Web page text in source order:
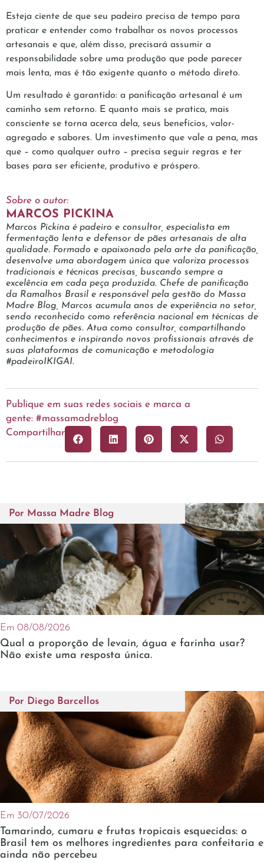
Esteja ciente de que seu padeiro precisa de tempo para
praticar e entender como trabalhar os novos processos
artesanais e que, além disso, precisará assumir a
responsabilidade sobre uma produção que pode parecer
mais lenta, mas é tão exigente quanto o método direto.
Um resultado é garantido: a panificação artesanal é um
caminho sem retorno. E quanto mais se pratica, mais
consciente se torna acerca dela, seus benefícios, valor-
agregado e sabores. Um investimento que vale a pena, mas
que – como qualquer outro – precisa seguir regras e ter
bases para ser eficiente, produtivo e próspero.
Sobre o autor:
MARCOS PICKINA
Marcos Pickina é padeiro e consultor, especialista em
fermentação lenta e defensor de pães artesanais de alta
qualidade. Formado e apaixonado pela arte da panificação,
desenvolve uma abordagem única que valoriza processos
tradicionais e técnicas precisas, buscando sempre a
excelência em cada peça produzida. Chefe de panificação
da Ramalhos Brasil e responsável pela gestão do Massa
Madre Blog, Marcos acumula anos de experiência no setor,
sendo reconhecido como referência nacional em técnicas de
produção de pães. Atua como consultor, compartilhando
conhecimentos e inspirando novos profissionais através de
suas plataformas de comunicação e metodologia
#padeiroIKIGAI.
Publique em suas redes sociais e marca a
gente: #massamadreblog
Compartilhar
Por Massa Madre Blog
Em 08/08/2026
Qual a proporção de levain, água e farinha usar?
Não existe uma resposta única.
Por Diego Barcellos
Em 30/07/2026
Tamarindo, cumaru e frutas tropicais esquecidas: o
Brasil tem os melhores ingredientes para confeitaria e
ainda não percebeu